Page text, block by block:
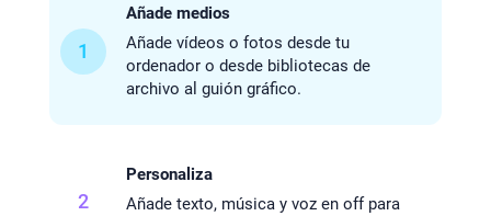
1
Añade medios
Añade vídeos o fotos desde tu
ordenador o desde bibliotecas de
archivo al guión gráfico.
2
Personaliza
Añade texto, música y voz en off para